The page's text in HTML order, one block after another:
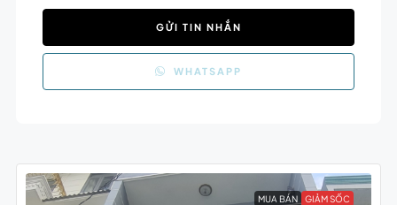
GỬI TIN NHẮN
WHATSAPP
MUA BÁN GIẢM SỐC